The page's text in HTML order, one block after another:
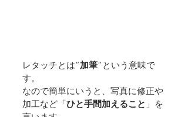
レタッチとは”加筆”という意味で
す。
なので簡単にいうと、写真に修正や
加工など「ひと手間加えること 」を